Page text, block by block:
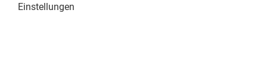
Einstellungen